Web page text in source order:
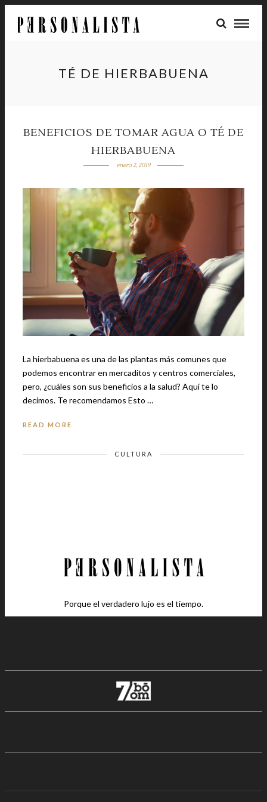
TÉ DE HIERBABUENA
BENEFICIOS DE TOMAR AGUA O TÉ DE
HIERBABUENA
enero 2, 2019
La hierbabuena es una de las plantas más comunes que
podemos encontrar en mercaditos y centros comerciales,
pero, ¿cuáles son sus beneficios a la salud? Aquí te lo
decimos. Te recomendamos Esto …
READ MORE
CULTURA
Porque el verdadero lujo es el tiempo.